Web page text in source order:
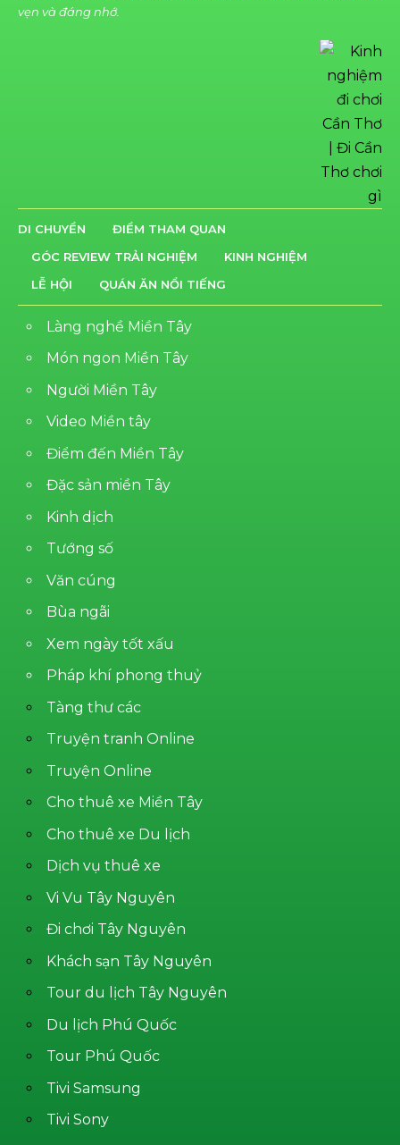
vẹn và đáng nhớ.
DI CHUYỂN
ĐIỂM THAM QUAN
GÓC REVIEW TRẢI NGHIỆM
KINH NGHIỆM
LỄ HỘI
QUÁN ĂN NỔI TIẾNG
Làng nghề Miền Tây
Món ngon Miền Tây
Người Miền Tây
Video Miền tây
Điểm đến Miền Tây
Đặc sản miền Tây
Kinh dịch
Tướng số
Văn cúng
Bùa ngãi
Xem ngày tốt xấu
Pháp khí phong thuỷ
Tàng thư các
Truyện tranh Online
Truyện Online
Cho thuê xe Miền Tây
Cho thuê xe Du lịch
Dịch vụ thuê xe
Vi Vu Tây Nguyên
Đi chơi Tây Nguyên
Khách sạn Tây Nguyên
Tour du lịch Tây Nguyên
Du lịch Phú Quốc
Tour Phú Quốc
Tivi Samsung
Tivi Sony